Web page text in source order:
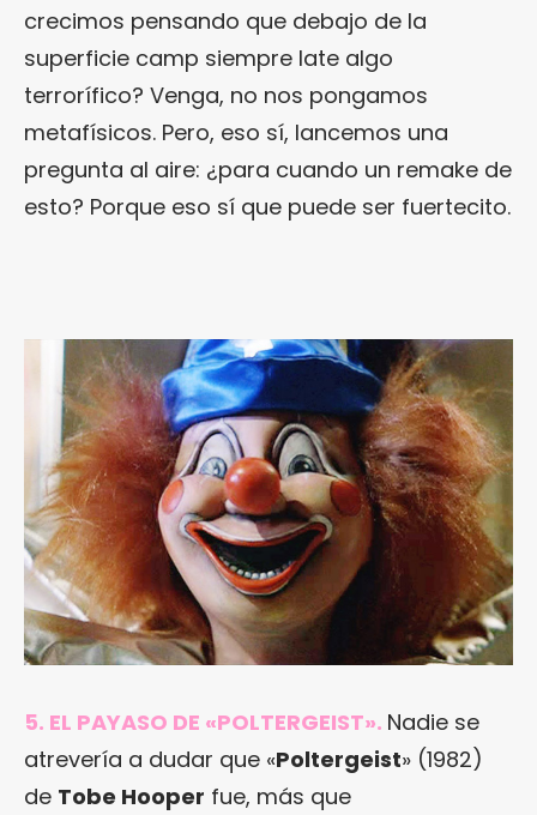
crecimos pensando que debajo de la
superficie camp siempre late algo
terrorífico? Venga, no nos pongamos
metafísicos. Pero, eso sí, lancemos una
pregunta al aire: ¿para cuando un remake de
esto? Porque eso sí que puede ser fuertecito.
5. EL PAYASO DE «POLTERGEIST». Nadie se
atrevería a dudar que «Poltergeist» (1982)
de Tobe Hooper fue, más que
¿Te gusta fantasticmag.es?
Pues, ahora que esta web está inactiva,
puede interesarte que la aventura
continúa en
sinceramente.cc